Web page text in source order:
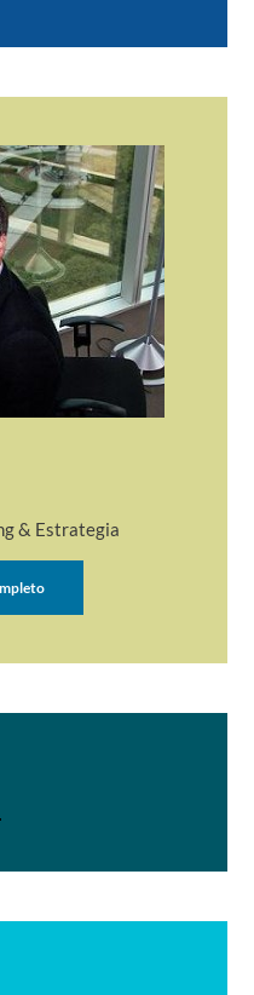
& Estrategia